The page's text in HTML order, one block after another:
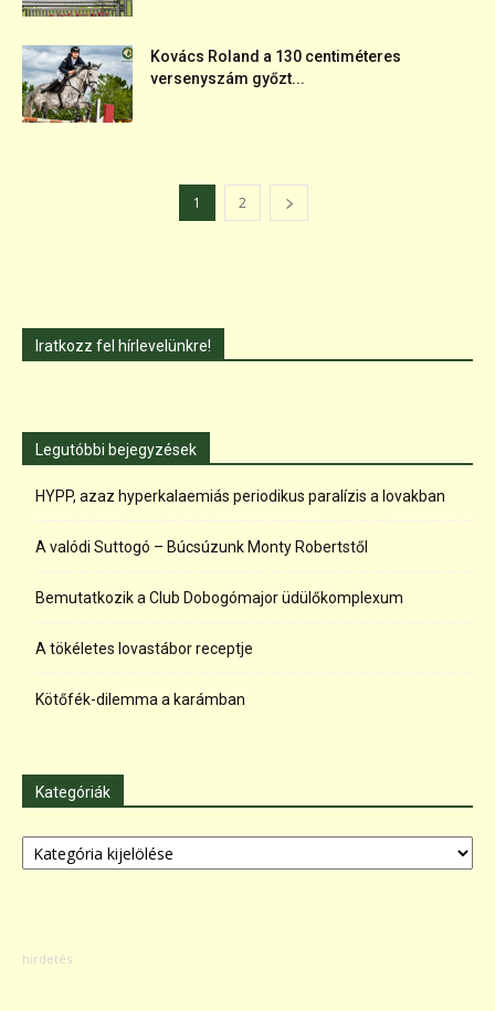
Kovács Roland a 130 centiméteres
versenyszám győzt...
1 2
Iratkozz fel hírlevelünkre!
Legutóbbi bejegyzések
HYPP, azaz hyperkalaemiás periodikus paralízis a lovakban
A valódi Suttogó – Búcsúzunk Monty Robertstől
Bemutatkozik a Club Dobogómajor üdülőkomplexum
A tökéletes lovastábor receptje
Kötőfék-dilemma a karámban
Kategóriák
Kategóriák